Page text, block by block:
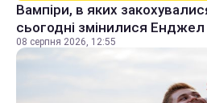
Вампіри, в яких
сьогодні змінилися Енджел
08 серпня 2026, 12:55